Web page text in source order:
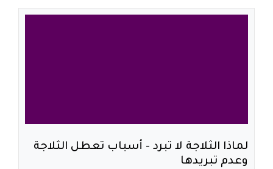
لماذا الثلاجة لا تبرد - أسباب تعطل الثلاجة
وعدم تبريدها